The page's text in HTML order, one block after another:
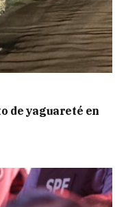
de yaguareté en